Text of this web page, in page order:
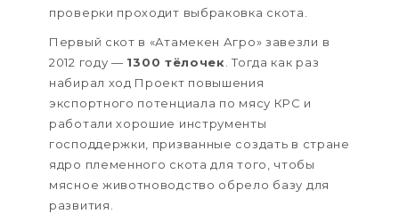
проверки проходит выбраковка скота.
Первый скот в «Атамекен Агро» завезли в
2012 году — 1300 тёлочек . Тогда как раз
набирал ход Проект повышения
экспортного потенциала по мясу КРС и
работали хорошие инструменты
господдержки, призванные создать в стране
ядро племенного скота для того, чтобы
мясное животноводство обрело базу для
развития.